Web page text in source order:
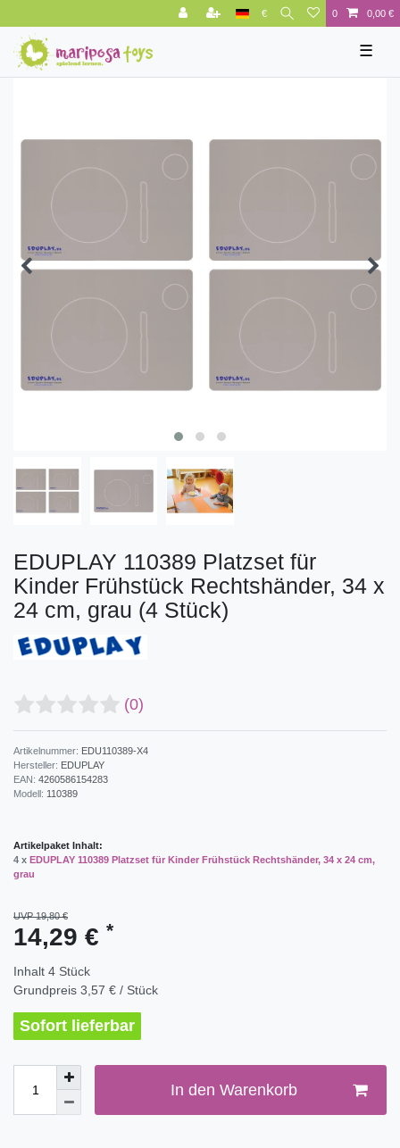
€ 0 0,00 €
☰
EDUPLAY 110389 Platzset für
Kinder Frühstück Rechtshänder, 34 x
24 cm, grau (4 Stück)
(0)
Artikelnummer: EDU110389-X4
Hersteller: EDUPLAY
EAN: 4260586154283
Modell: 110389
Artikelpaket Inhalt:
4 x EDUPLAY 110389 Platzset für Kinder Frühstück Rechtshänder, 34 x 24 cm,
grau
UVP 19,80 €
14,29 € *
Inhalt 4 Stück
Grundpreis 3,57 € / Stück
Sofort lieferbar
In den Warenkorb